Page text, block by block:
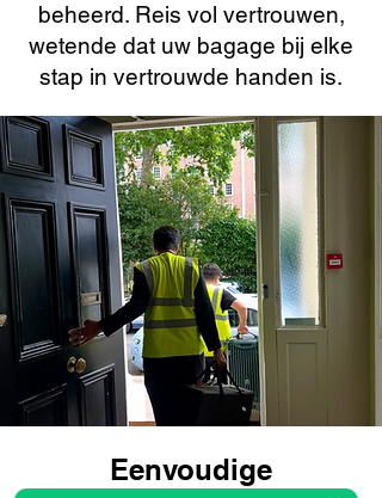
beheerd. Reis vol vertrouwen,
wetende dat uw bagage bij elke
stap in vertrouwde handen is.
Eenvoudige